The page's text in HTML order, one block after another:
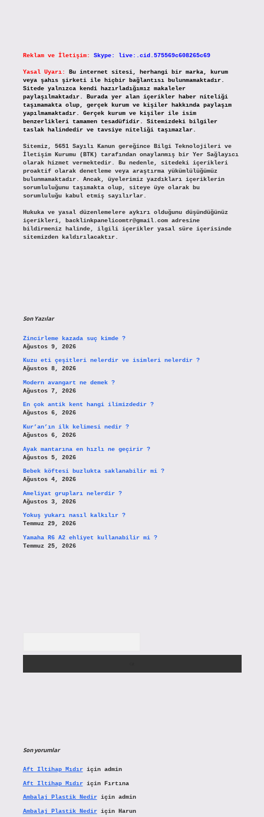
Reklam ve İletişim: Skype: live:.cid.575569c608265c69
Yasal Uyarı:
Bu internet sitesi, herhangi bir marka, kurum
veya şahıs şirketi ile hiçbir bağlantısı bulunmamaktadır.
Sitede yalnızca kendi hazırladığımız makaleler
paylaşılmaktadır. Burada yer alan içerikler haber niteliği
taşımamakta olup, gerçek kurum ve kişiler hakkında paylaşım
yapılmamaktadır. Gerçek kurum ve kişiler ile isim
benzerlikleri tamamen tesadüfidir. Sitemizdeki bilgiler
taslak halindedir ve tavsiye niteliği taşımazlar.
Sitemiz, 5651 Sayılı Kanun gereğince Bilgi Teknolojileri ve
İletişim Kurumu (BTK) tarafından onaylanmış bir Yer Sağlayıcı
olarak hizmet vermektedir. Bu nedenle, sitedeki içerikleri
proaktif olarak denetleme veya araştırma yükümlülüğümüz
bulunmamaktadır. Ancak, üyelerimiz yazdıkları içeriklerin
sorumluluğunu taşımakta olup, siteye üye olarak bu
sorumluluğu kabul etmiş sayılırlar.
Hukuka ve yasal düzenlemelere aykırı olduğunu düşündüğünüz
içerikleri,
backlinkpanelicomtr@gmail.comadresine
bildirmeniz halinde, ilgili içerikler yasal süre içerisinde
sitemizden kaldırılacaktır.
Son Yazılar
Zincirleme kazada suç kimde ?
Ağustos 9, 2026
Kuzu eti çeşitleri nelerdir ve isimleri nelerdir ?
Ağustos 8, 2026
Modern avangart ne demek ?
Ağustos 7, 2026
En çok antik kent hangi ilimizdedir ?
Ağustos 6, 2026
Kur’an’ın ilk kelimesi nedir ?
Ağustos 6, 2026
Ayak mantarına en hızlı ne geçirir ?
Ağustos 5, 2026
Bebek köftesi buzlukta saklanabilir mi ?
Ağustos 4, 2026
Ameliyat grupları nelerdir ?
Ağustos 3, 2026
Yokuş yukarı nasıl kalkılır ?
Temmuz 29, 2026
Yamaha R6 A2 ehliyet kullanabilir mi ?
Temmuz 25, 2026
Son yorumlar
Aft Iltihap Mıdıriçin admin
Aft Iltihap Mıdıriçin Fırtına
Ambalaj Plastik Nediriçin admin
Ambalaj Plastik Nediriçin Harun